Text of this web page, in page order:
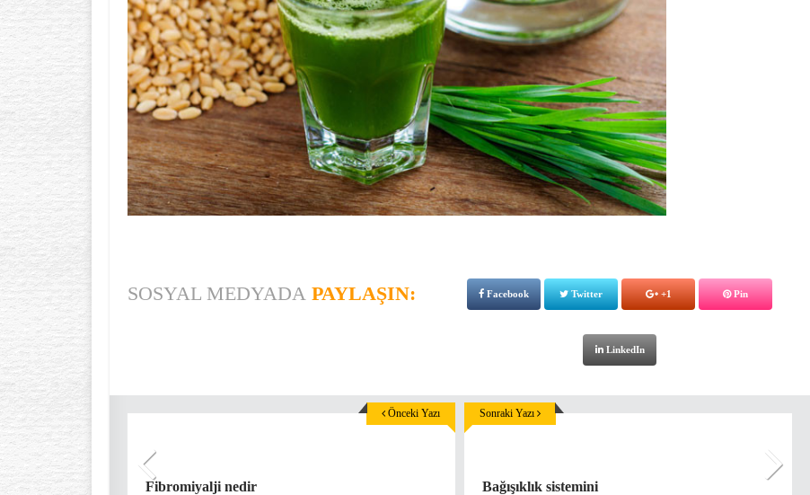
SOSYAL MEDYADA PAYLAŞIN: Facebook Twitter +1 Pin
LinkedIn
Fibromiyalji nedir
Önceki Yazı
Bağışıklık sistemini
Sonraki Yazı